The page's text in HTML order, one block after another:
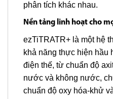
phân tích khác nhau.
Nền tảng linh hoạt cho
ezTiTRATR+ là một hệ
khả năng thực hiện hầu
điện thế, từ chuẩn độ
nước và không nước,
chuẩn độ oxy hóa-khử